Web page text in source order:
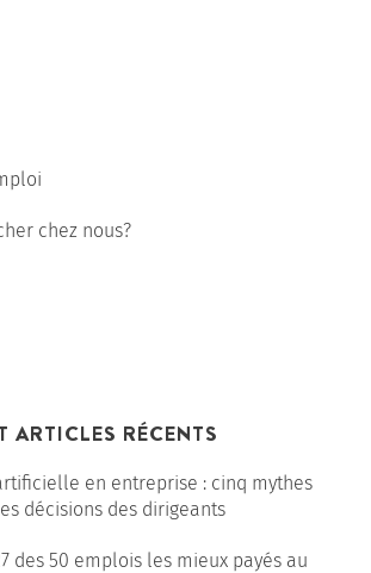
chez nous?
ARTICLES RÉCENTS
en entreprise : cinq mythes
décisions des dirigeants
des 50 emplois les mieux payés au